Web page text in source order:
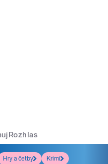
Hry a četby
Krimi